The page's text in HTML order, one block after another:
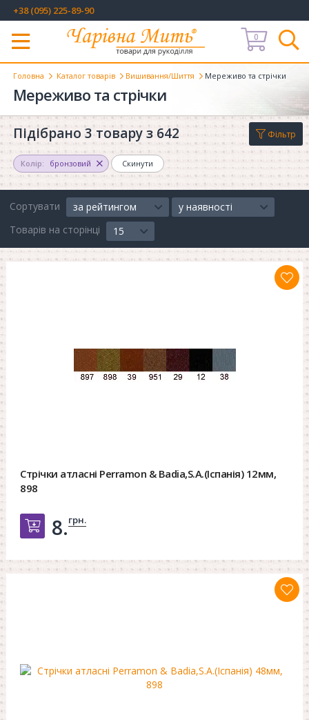
+38 (095) 225-89-90
Меню
0
Головна Каталог товарів Вишивання/Шиття Мереживо та стрічки
Мереживо та стрічки
Підібрано 3 товару з 642
Колір: бронзовий Скинути
Сортувати за рейтингом
у наявності
Товарів на сторінці
15
Стрічки атласні Perramon & Badia,S.A.(Іспанія) 12мм,
898
Добавить в корзину
8.грн.
Фільтр